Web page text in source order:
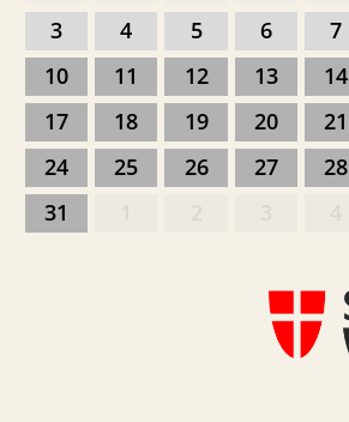
3
4 5 6 7
10
11 12 13 14
17
18 19 20 21
24
25 26 27 28
31